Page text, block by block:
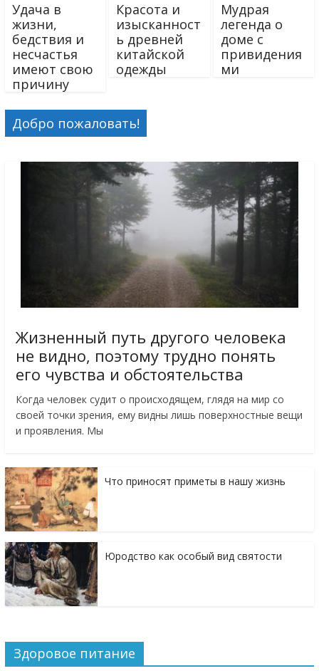
Удача в
жизни,
бедствия и
несчастья
имеют свою
причину
Красота и
изысканност
ь древней
китайской
одежды
Мудрая
легенда о
доме с
привидения
ми
Добро пожаловать!
Жизненный путь другого человека
не видно, поэтому трудно понять
его чувства и обстоятельства
Когда человек судит о происходящем, глядя на мир со
своей точки зрения, ему видны лишь поверхностные вещи
и проявления. Мы
Что приносят приметы в нашу жизнь
Юродство как особый вид святости
Здоровое питание